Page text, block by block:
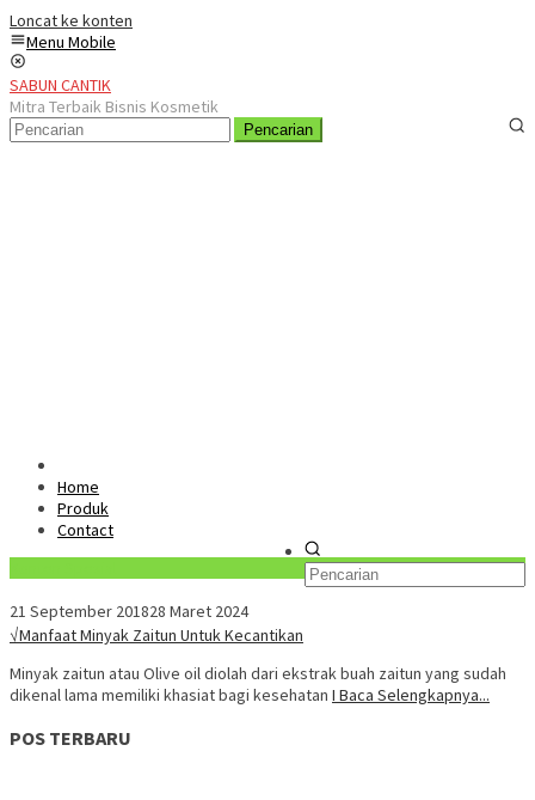
Loncat ke konten
Menu Mobile
SABUN CANTIK
Mitra Terbaik Bisnis Kosmetik
Pencarian
Home
Produk
Contact
21 September 201828 Maret 2024
√Manfaat Minyak Zaitun Untuk Kecantikan
Minyak zaitun atau Olive oil diolah dari ekstrak buah zaitun yang sudah
dikenal lama memiliki khasiat bagi kesehatan I Baca Selengkapnya...
POS TERBARU